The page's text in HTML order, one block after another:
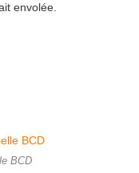
envolée.
BCD